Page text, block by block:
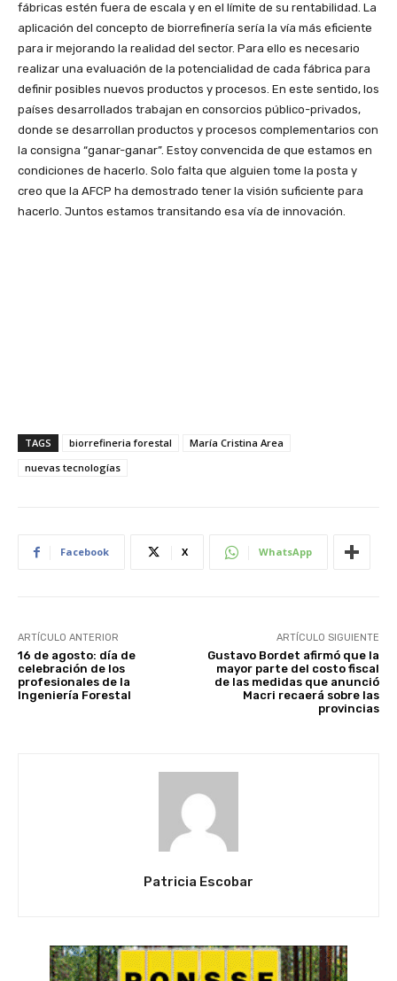
fábricas estén fuera de escala y en el límite de su rentabilidad. La
aplicación del concepto de biorrefinería sería la vía más eficiente
para ir mejorando la realidad del sector. Para ello es necesario
realizar una evaluación de la potencialidad de cada fábrica para
definir posibles nuevos productos y procesos. En este sentido, los
países desarrollados trabajan en consorcios público-privados,
donde se desarrollan productos y procesos complementarios con
la consigna “ganar-ganar”. Estoy convencida de que estamos en
condiciones de hacerlo. Solo falta que alguien tome la posta y
creo que la AFCP ha demostrado tener la visión suficiente para
hacerlo. Juntos estamos transitando esa vía de innovación.
TAGS biorrefineria forestal
María Cristina Area
nuevas tecnologías
Facebook X WhatsApp
ARTÍCULO ANTERIOR
16 de agosto: día de
celebración de los
profesionales de la
Ingeniería Forestal
ARTÍCULO SIGUIENTE
Gustavo Bordet afirmó que la
mayor parte del costo fiscal
de las medidas que anunció
Macri recaerá sobre las
provincias
Patricia Escobar